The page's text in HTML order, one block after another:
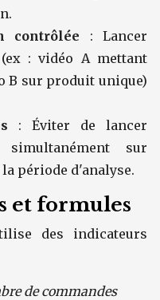
contrôlée : Lancer
: vidéo A mettant
B sur produit unique)
: Éviter de lancer
simultanément sur
période d'analyse.
et formules
des indicateurs
de commandes